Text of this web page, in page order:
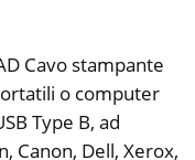
Cavo stampante
o computer
Type B, ad
Canon, Dell, Xerox,